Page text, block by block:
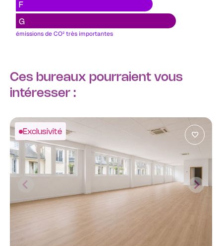
F
G
émissions de CO² très importantes
Ces bureaux pourraient vous
intéresser :
Exclusivité